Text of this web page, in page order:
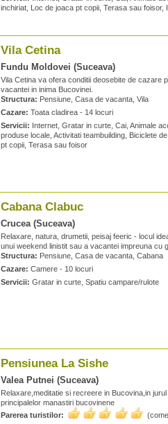
inchiriat, Loc de joaca pt copii, Terasa sau foisor,
Vila Cetina
Fundu Moldovei (Suceava)
Vila Cetina va ofera conditii deosebite de cazare
vacantei in inima Bucovinei.
Structura: Pensiune, Casa de vacanta, Vila
Cazare: Toata cladirea - 14 locuri
Servicii: Internet, Gratar in curte, Cai, Animale
produse locale, Activitati teambuilding, Biciclete
pt copii, Terasa sau foisor
Cabana Clabuc
Crucea (Suceava)
Relaxare, natura, drumetii, peisaj feeric - locul
unui weekend linistit sau a vacantei impreuna cu
Structura: Pensiune, Casa de vacanta, Cabana
Cazare: Camere - 10 locuri
Servicii: Gratar in curte, Spatiu campare/rulote
Pensiunea La Sishe
Valea Putnei (Suceava)
Relaxare,meditatie si recreere in Bucovina,in
principalelor manastiri bucovinene
Parerea turistilor: